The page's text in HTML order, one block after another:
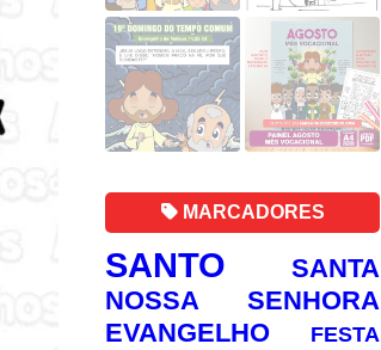
MARCADORES
SANTO
SANTA
NOSSA SENHORA
EVANGELHO
FESTA